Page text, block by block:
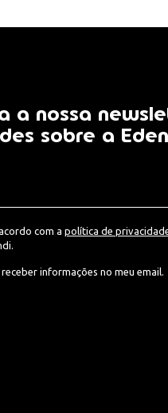
a nossa
sobre a
com a política de
informações no meu email.